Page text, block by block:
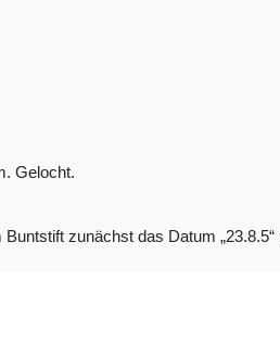
Gelocht.
zunächst das Datum